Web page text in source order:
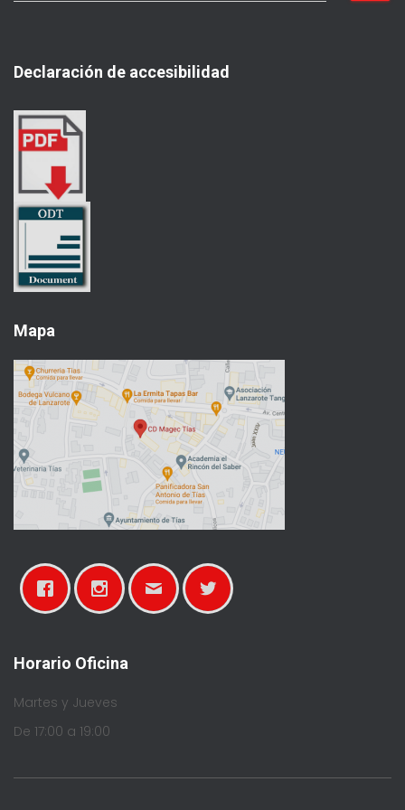
r
Declaración de accesibilidad
Mapa
Horario Oficina
Martes y Jueves
De 17:00 a 19:00